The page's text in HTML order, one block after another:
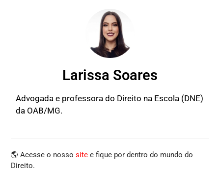
Larissa Soares
Advogada e professora do Direito na Escola (DNE)
da OAB/MG.
🌎 Acesse o nossosite e fique por dentro do mundo do
Direito.